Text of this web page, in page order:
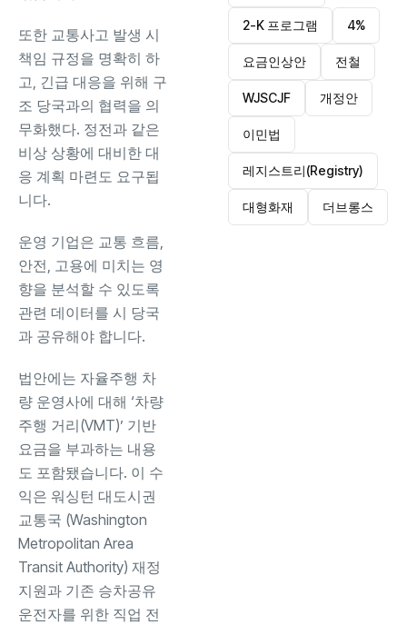
또한 교통사고 발생 시
책임 규정을 명확히 하
고, 긴급 대응을 위해 구
조 당국과의 협력을 의
무화했다. 정전과 같은
비상 상황에 대비한 대
응 계획 마련도 요구됩
니다.
운영 기업은 교통 흐름,
안전, 고용에 미치는 영
향을 분석할 수 있도록
관련 데이터를 시 당국
과 공유해야 합니다.
법안에는 자율주행 차
량 운영사에 대해 ‘차량
주행 거리(VMT)’ 기반
요금을 부과하는 내용
도 포함됐습니다. 이 수
익은 워싱턴 대도시권
교통국 (Washington
Metropolitan Area
Transit Authority) 재정
지원과 기존 승차공유
운전자를 위한 직업 전
2-K 프로그램 4%
요금인상안 전철
WJSCJF 개정안
이민법
레지스트리(Registry)
대형화재 더브롱스